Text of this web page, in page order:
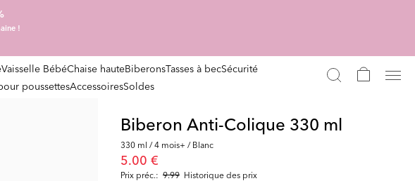
!
Vaisselle BébéChaise hauteBiberonsTasses à becSécurité
poussettesAccessoiresSoldes
Biberon Anti-Colique 330 ml
330 ml / 4 mois+ / Blanc
Prix préc.: 9.99
5.00 €
Historique des prix